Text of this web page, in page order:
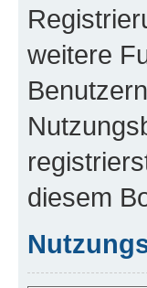
weitere
diesem